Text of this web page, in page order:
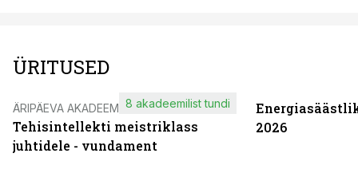
ÜRITUSED
ÄRIPÄEVA AKADEEMIA
Tehisintellekti meistriklass
juhtidele - vundament
8 akadeemilist tundi
2026